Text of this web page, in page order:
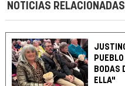
NOTICIAS RELACIONADAS
BODAS
ELLA"